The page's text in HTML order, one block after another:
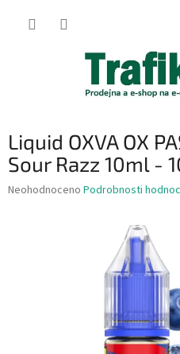
Liquid OXVA OX
Sour Razz 10ml -
Průměrné
Neohodnoceno Podrobnosti